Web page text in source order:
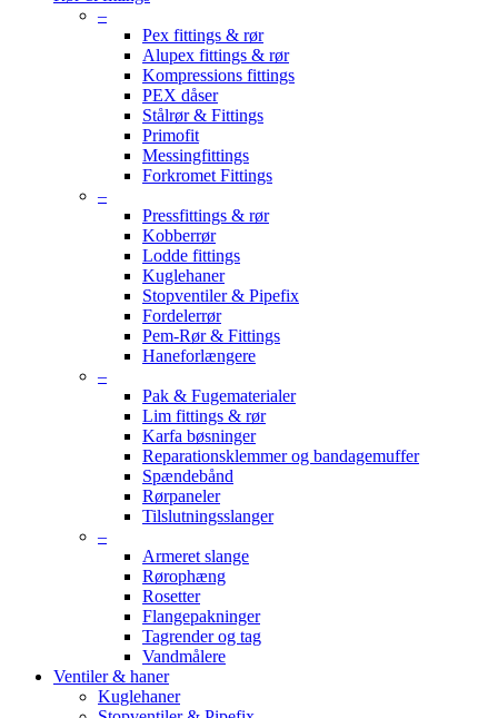
–
Pex fittings & rør
Alupex fittings & rør
Kompressions fittings
PEX dåser
Stålrør & Fittings
Primofit
Messingfittings
Forkromet Fittings
–
Pressfittings & rør
Kobberrør
Lodde fittings
Kuglehaner
Stopventiler & Pipefix
Fordelerrør
Pem-Rør & Fittings
Haneforlængere
–
Pak & Fugematerialer
Lim fittings & rør
Karfa bøsninger
Reparationsklemmer og bandagemuffer
Spændebånd
Rørpaneler
Tilslutningsslanger
–
Armeret slange
Rørophæng
Rosetter
Flangepakninger
Tagrender og tag
Vandmålere
Ventiler & haner
Kuglehaner